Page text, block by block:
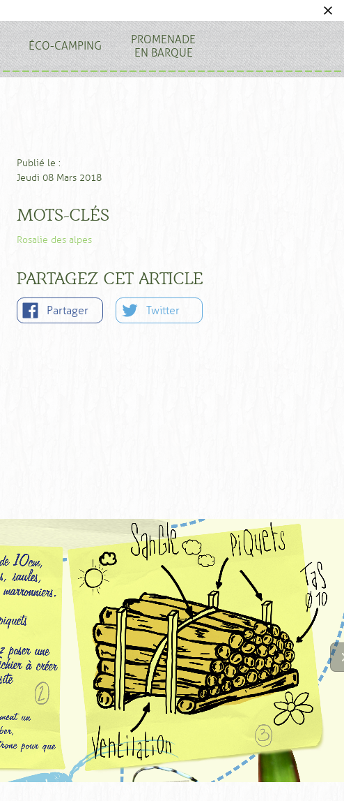
ÉCO-CAMPING
PROMENADE
EN BARQUE
Publié le :
Jeudi 08 Mars 2018
MOTS-CLÉS
Rosalie des alpes
PARTAGEZ CET ARTICLE
Partager Twitter